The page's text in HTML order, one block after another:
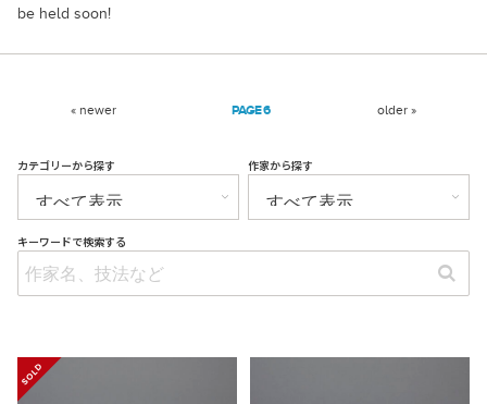
be held soon!
« newer 6 older »
カテゴリーから探す 作家から探す
キーワードで検索する